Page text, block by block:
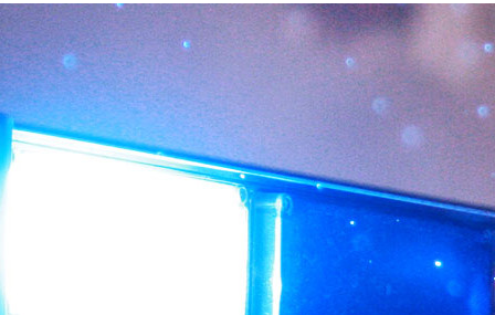
В Норильске
несовершеннолетний
мотоциклист,
скрываясь от полиции,
сбил женщину